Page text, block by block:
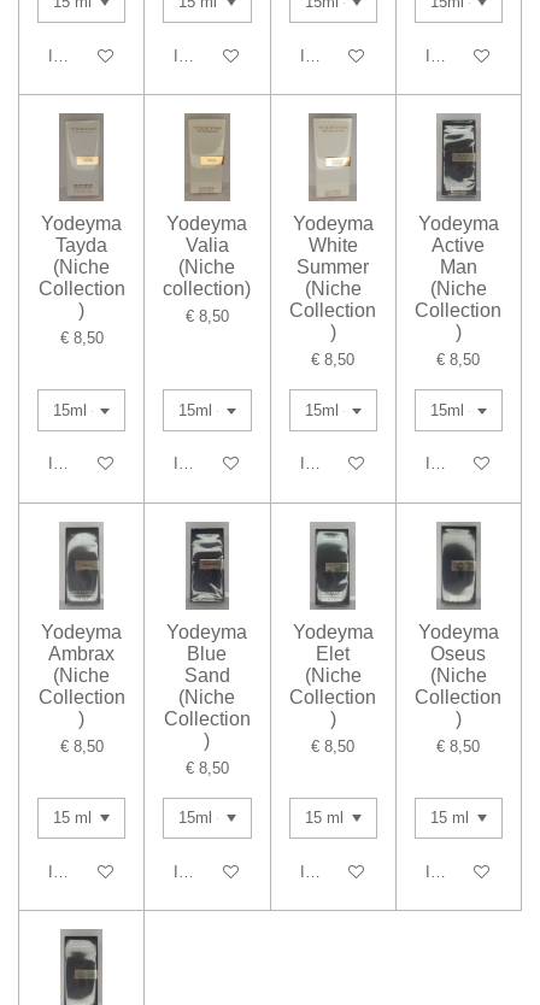
In winkelwagen In winkelwagen In winkelwagen In winkelwagen
Yodeyma
Tayda
(Niche
Collection
)
€ 8,50
In winkelwagen
Yodeyma
Valia
(Niche
collection)
€ 8,50
In winkelwagen
Yodeyma
White
Summer
(Niche
Collection
)
€ 8,50
In winkelwagen
Yodeyma
Active
Man
(Niche
Collection
)
€ 8,50
In winkelwagen
Yodeyma
Ambrax
(Niche
Collection
)
€ 8,50
In winkelwagen
Yodeyma
Blue
Sand
(Niche
Collection
)
€ 8,50
In winkelwagen
Yodeyma
Elet
(Niche
Collection
)
€ 8,50
In winkelwagen
Yodeyma
Oseus
(Niche
Collection
)
€ 8,50
In winkelwagen